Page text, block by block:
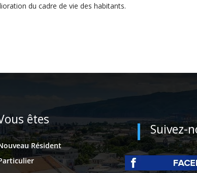
du cadre de vie des habitants.
êtes
Résident
Suivez-